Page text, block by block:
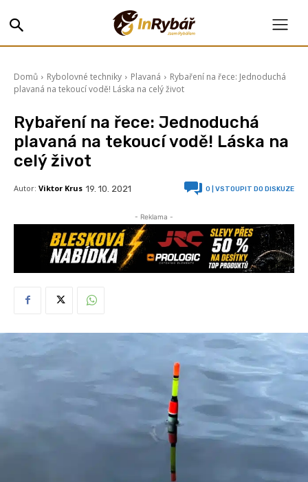
Domů Rybolovné techniky Plavaná
Rybaření na řece: Jednoduchá
plavaná na tekoucí vodě! Láska na celý život
Rybaření na řece: Jednoduchá
plavaná na tekoucí vodě! Láska na
celý život
Autor: Viktor Krus 19. 10. 2021 0 | VSTOUPIT DO DISKUZE
- Reklama -